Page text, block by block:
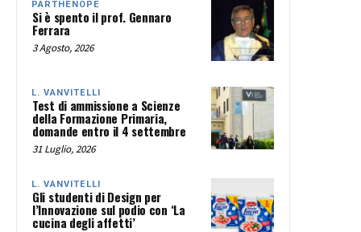
PARTHENOPE
Si è spento il prof. Gennaro
Ferrara
3 Agosto, 2026
L. VANVITELLI
Test di ammissione a Scienze
della Formazione Primaria,
domande entro il 4 settembre
31 Luglio, 2026
L. VANVITELLI
Gli studenti di Design per
l’Innovazione sul podio con ‘La
cucina degli affetti’